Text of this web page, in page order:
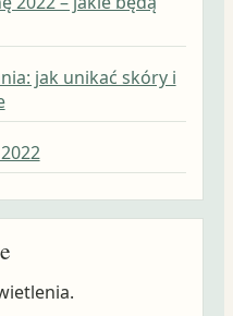
jak unikać skóry i